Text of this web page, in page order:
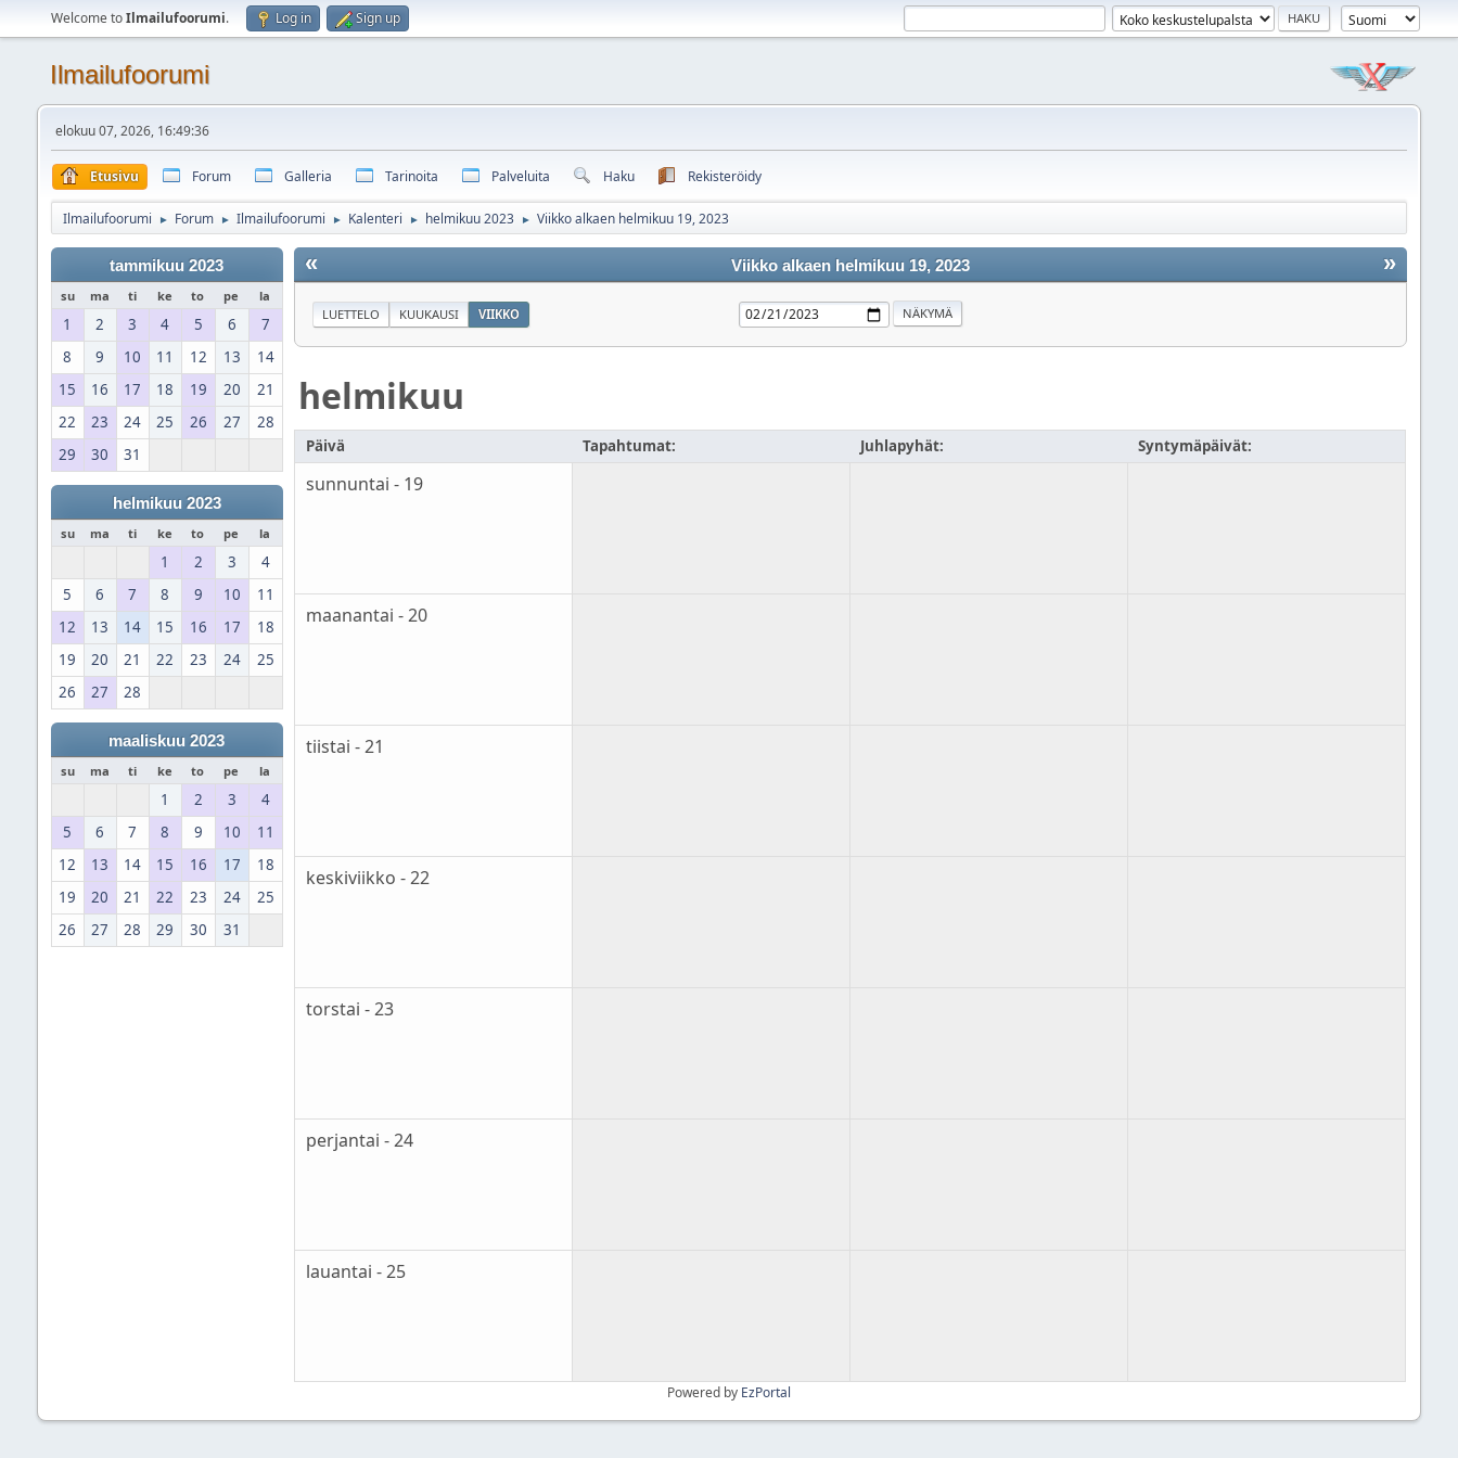
Welcome toIlmailufoorumi. Log in Sign up
Ilmailufoorumi
elokuu 07, 2026, 16:49:36
Etusivu Forum Galleria Tarinoita Palveluita Haku Rekisteröidy
Ilmailufoorumi ► Forum ► Ilmailufoorumi ► Kalenteri ► helmikuu 2023 ► Viikko alkaen helmikuu 19, 2023
tammikuu 2023
su ma ti ke to pe la
1 2 3 4 5 6
7
8
9 10 11 12 13
14
15
16 17 18 19 20
21
22
23 24 25 26 27
28
29
30 31
helmikuu 2023
su ma ti ke to pe la
1 2 3
4
5
6 7 8 9 10
11
12
13 14 15 16 17
18
19
20 21 22 23 24
25
26
27 28
maaliskuu 2023
su ma ti ke to pe la
1 2 3
4
5
6 7 8 9 10
11
12
13 14 15 16 17
18
19
20 21 22 23 24
25
26
27 28 29 30 31
« »
Viikko alkaen helmikuu 19, 2023
LUETTELO KUUKAUSI VIIKKO
helmikuu
Päivä Tapahtumat: Juhlapyhät: Syntymäpäivät:
sunnuntai - 19
maanantai - 20
tiistai - 21
keskiviikko - 22
torstai - 23
perjantai - 24
lauantai - 25
Powered by EzPortal